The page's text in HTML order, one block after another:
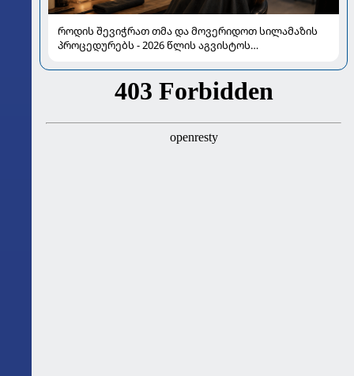
როდის შევიჭრათ თმა და მოვერიდოთ სილამაზის
პროცედურებს - 2026 წლის აგვისტოს